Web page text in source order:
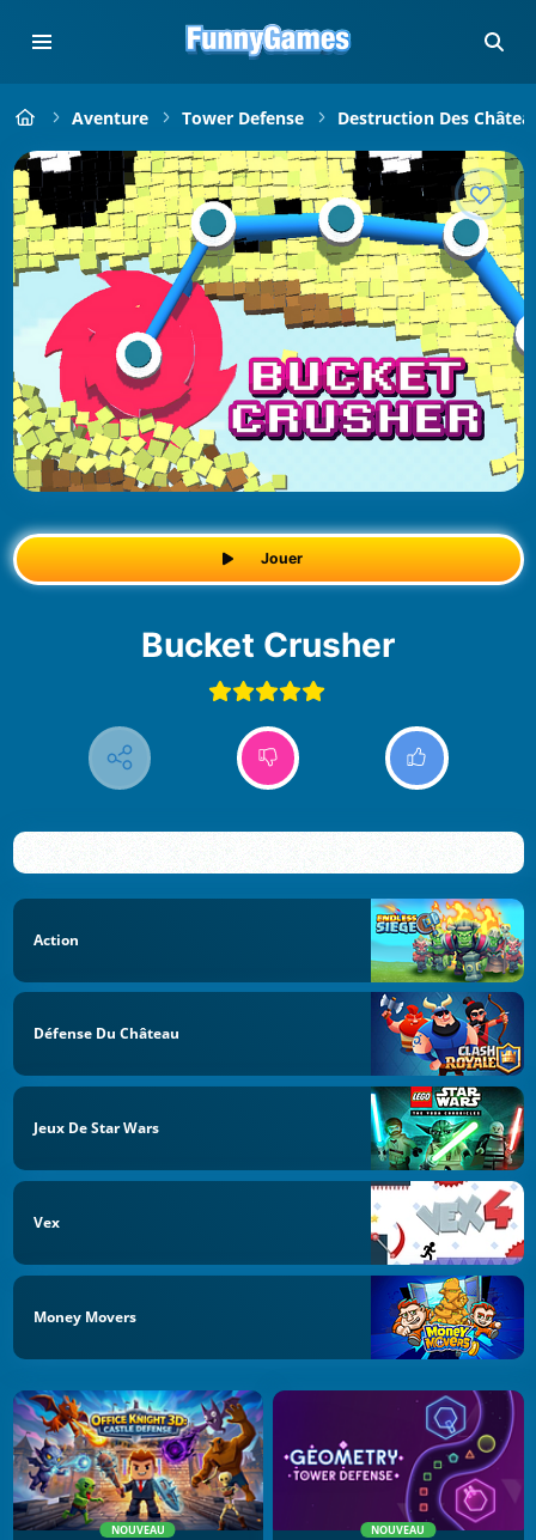
Aventure Tower Defense Destruction Des
Jouer
Bucket Crusher
Action
Défense Du Château
Jeux De Star Wars
Vex
Money Movers
NOUVEAU NOUVEAU